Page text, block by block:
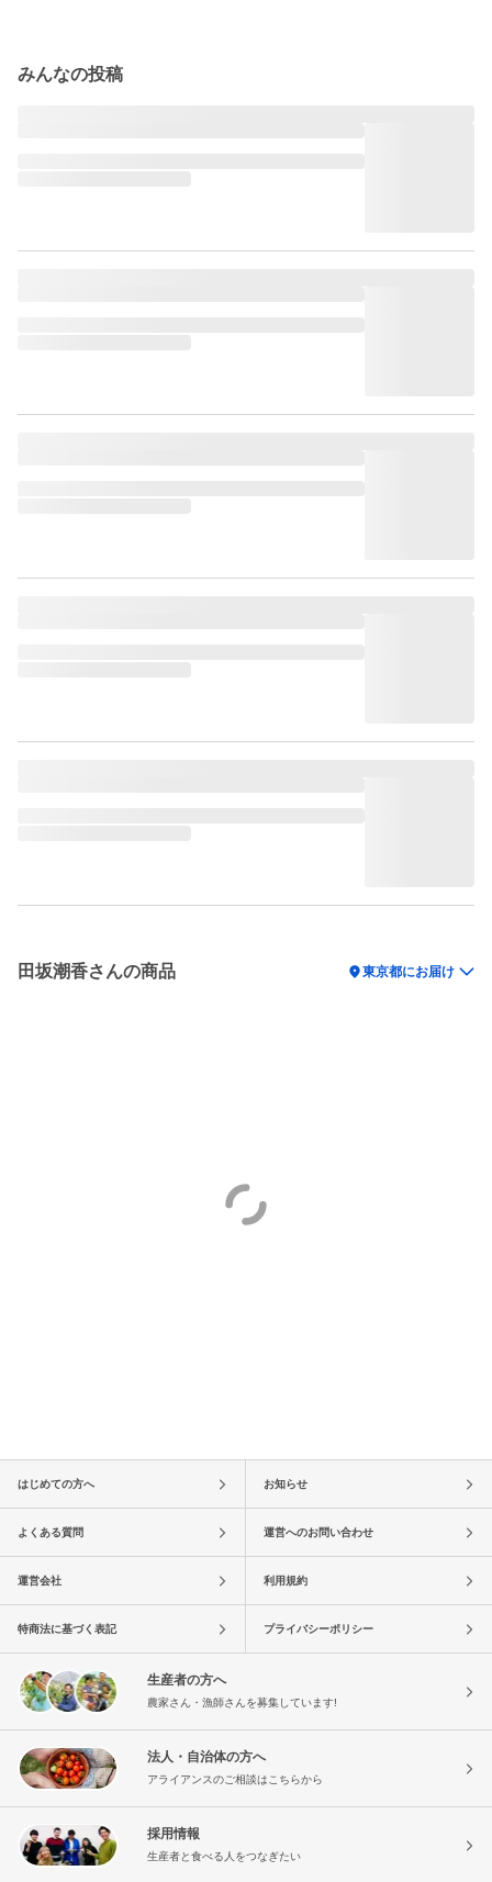
みんなの投稿
田坂潮香さんの商品 location_on東京都にお届け
はじめての方へ お知らせ
よくある質問 運営へのお問い合わせ
運営会社 利用規約
特商法に基づく表記 プライバシーポリシー
生産者の方へ
農家さん・漁師さんを募集しています!
法人・自治体の方へ
アライアンスのご相談はこちらから
採用情報
生産者と食べる人をつなぎたい